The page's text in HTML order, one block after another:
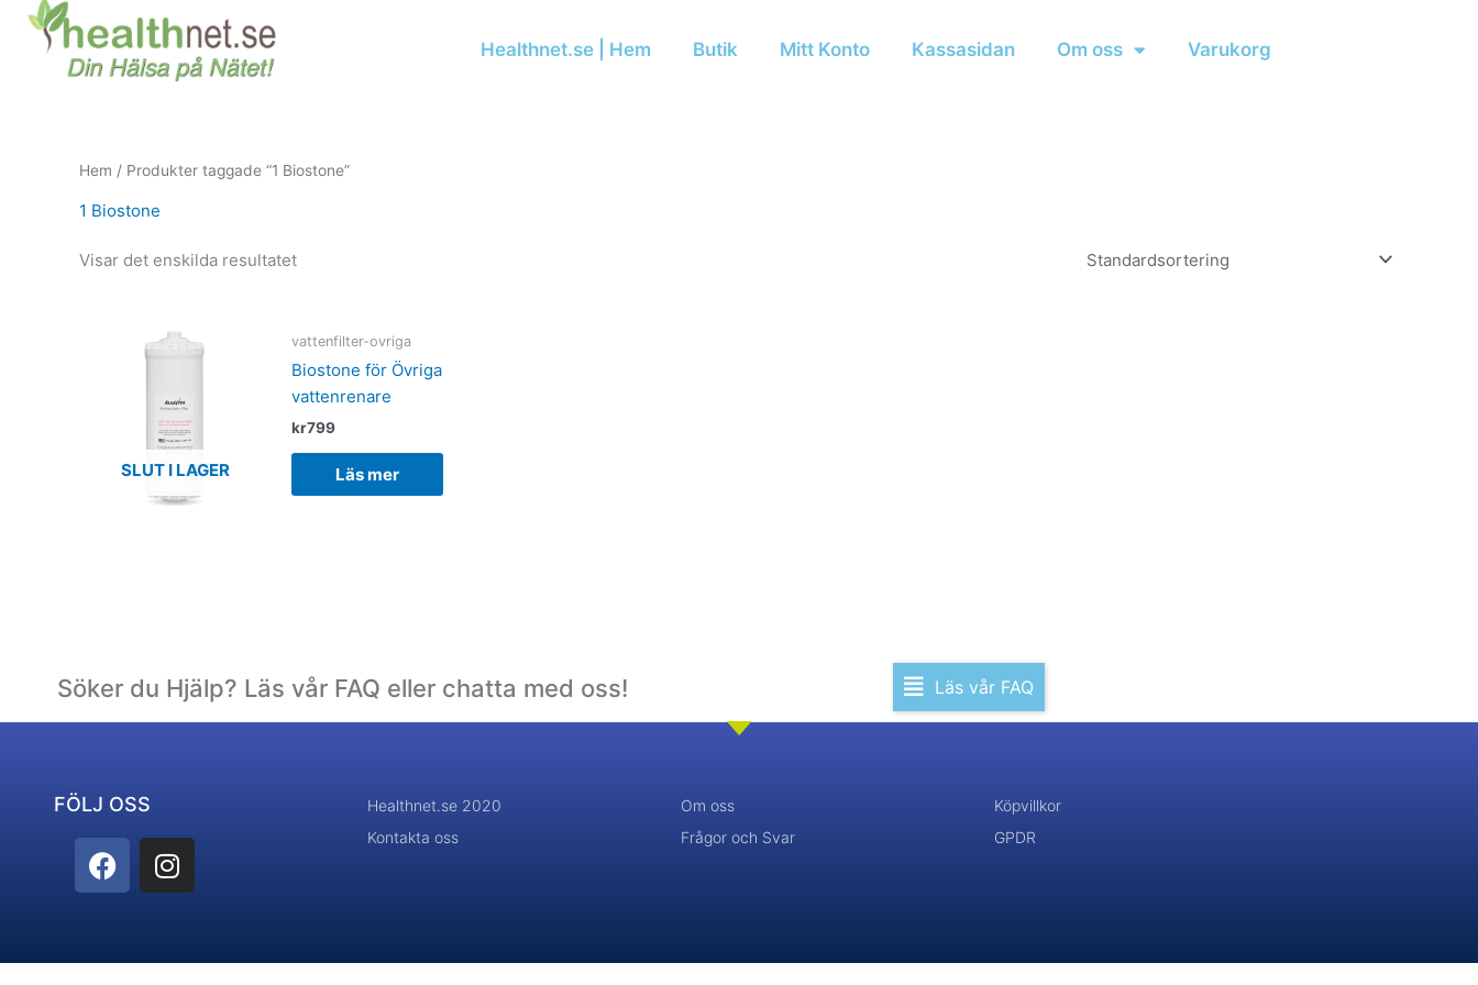
Hoppa
Healthnet.se | Hem Butik Mitt Konto Kassasidan Om oss Varukorg
Hem / Produkter taggade “1 Biostone”
1 Biostone
Visar det enskilda resultatet
SLUT I LAGER
vattenfilter-ovriga
Biostone för Övriga
vattenrenare
kr799
Läs mer
Söker du Hjälp? Läs vår FAQ eller chatta med oss! Läs vår FAQ
FÖLJ OSS
F
a
b
I
n
a
Healthnet.se 2020
Kontakta oss
Om oss
Frågor och Svar
Köpvillkor
GPDR